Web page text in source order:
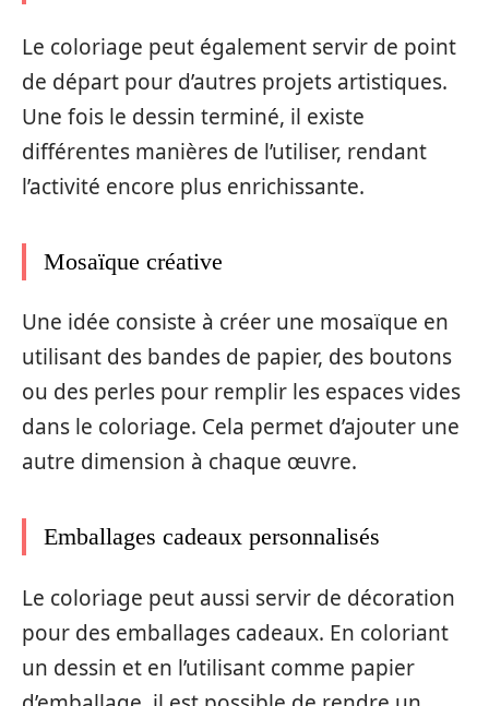
Le coloriage peut également servir de point
de départ pour d’autres projets artistiques.
Une fois le dessin terminé, il existe
différentes manières de l’utiliser, rendant
l’activité encore plus enrichissante.
Mosaïque créative
Une idée consiste à créer une mosaïque en
utilisant des bandes de papier, des boutons
ou des perles pour remplir les espaces vides
dans le coloriage. Cela permet d’ajouter une
autre dimension à chaque œuvre.
Emballages cadeaux personnalisés
Le coloriage peut aussi servir de décoration
pour des emballages cadeaux. En coloriant
un dessin et en l’utilisant comme papier